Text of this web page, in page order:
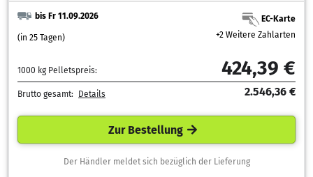
bis Fr 11.09.2026
(in 25 Tagen)
EC-Karte
+2 Weitere Zahlarten
1000 kg Pelletspreis: 424,39 €
Brutto gesamt: Details 2.546,36 €
Zur Bestellung
Der Händler meldet sich bezüglich der Lieferung